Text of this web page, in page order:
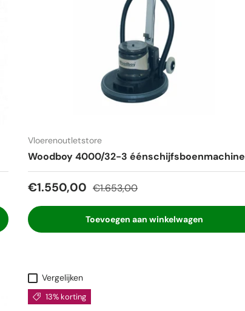
Vloerenoutletstore
Woodboy 4000/32-3 éénschijfsboenmachine
Verkoopprijs
€1.550,00 Reguliere prijs
€1.653,00
Toevoegen aan winkelwagen
Vergelijken
13% korting